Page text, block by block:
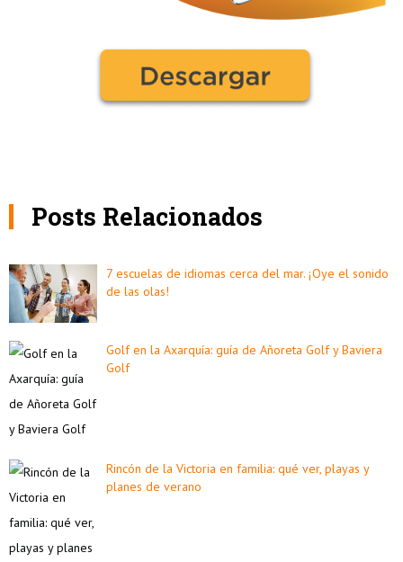
Posts Relacionados
7 escuelas de idiomas cerca del mar. ¡Oye el sonido
de las olas!
Golf en la Axarquía: guía de Añoreta Golf y Baviera
Golf
Rincón de la Victoria en familia: qué ver, playas y
planes de verano